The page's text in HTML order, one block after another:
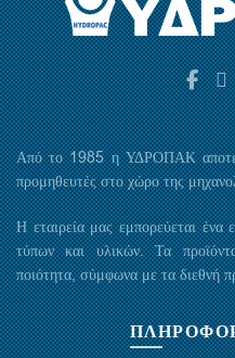
Από το 1985 η ΥΔΡΟΠΑΚ
προμηθευτές στο χώρο της
Η εταιρεία μας εμπορεύεται
τύπων και υλικών. Τα
ποιότητα, σύμφωνα με τα διεθνή